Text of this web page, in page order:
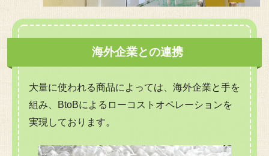
海外企業との連携
大量に使われる商品によっては、海外企業と手を
組み、BtoBによるローコストオペレーションを
実現しております。